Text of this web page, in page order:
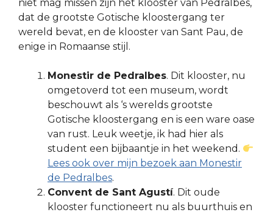
niet mag missen zijn het klooster van Pedralbes,
dat de grootste Gotische kloostergang ter
wereld bevat, en de klooster van Sant Pau, de
enige in Romaanse stijl.
Monestir de Pedralbes. Dit klooster, nu
omgetoverd tot een museum, wordt
beschouwt als ‘s werelds grootste
Gotische kloostergang en is een ware oase
van rust. Leuk weetje, ik had hier als
student een bijbaantje in het weekend.
Lees ook over mijn bezoek aan Monestir
de Pedralbes.
Convent de Sant Agustí. Dit oude
klooster functioneert nu als buurthuis en